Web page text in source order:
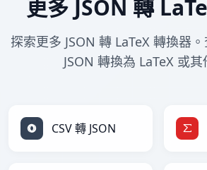
更多 JSON 轉
探索更多 JSON 轉 LaTeX 轉換器
JSON 轉換為 LaTeX 或其
CSV 轉 JSON